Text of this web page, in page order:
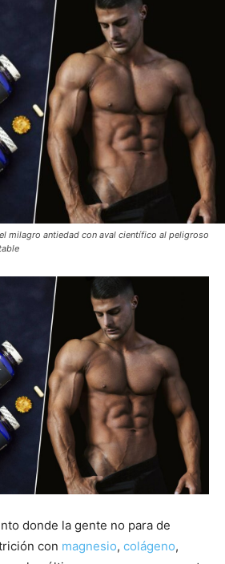
milagro antiedad con aval científico al peligroso
donde la gente no para de
con magnesio, colágeno,